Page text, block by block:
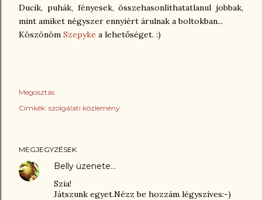
Ducik, puhák, fényesek, összehasonlíthatatlanul jobbak,
mint amiket négyszer ennyiért árulnak a boltokban...
Köszönöm Szepyke a lehetőséget. :)
Megosztás
Címkék: szolgálati közlemény
MEGJEGYZÉSEK
Belly üzenete…
Szia!
Játszunk egyet.Nézz be hozzám légyszíves:-)